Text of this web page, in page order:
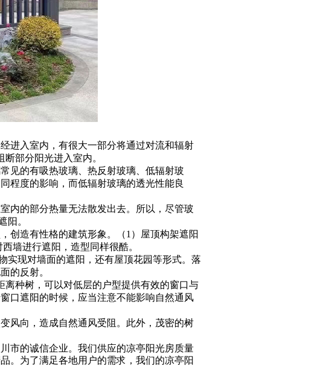
进入室内，有很大一部分将通过对流和辐射
部分阳光进入室内。
的有吸热玻璃、热反射玻璃、低辐射玻
程度的影响，而低辐射玻璃的透光性能良
的部分热量无法散发出去。所以，尽管玻
阳。
造有性格的建筑形象。（1）屋顶构架遮阳
墙进行遮阳，造型同样很酷。
现对墙面的遮阳，还有屋顶花园等形式。落
的反射。
种树，可以对低层的户型提供有效的窗口与
口遮阳的时候，应当注意不能影响自然通风
向，造成自然通风受阻。此外，茂密的树
市的诚信企业。我们供应的凉亭阳光房质量
。为了满足各地用户的需求，我们的凉亭阳